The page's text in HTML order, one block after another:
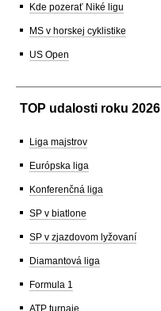
Kde pozerať Niké ligu
MS v horskej cyklistike
US Open
TOP udalosti roku 2026
Liga majstrov
Európska liga
Konferenčná liga
SP v biatlone
SP v zjazdovom lyžovaní
Diamantová liga
Formula 1
ATP turnaje